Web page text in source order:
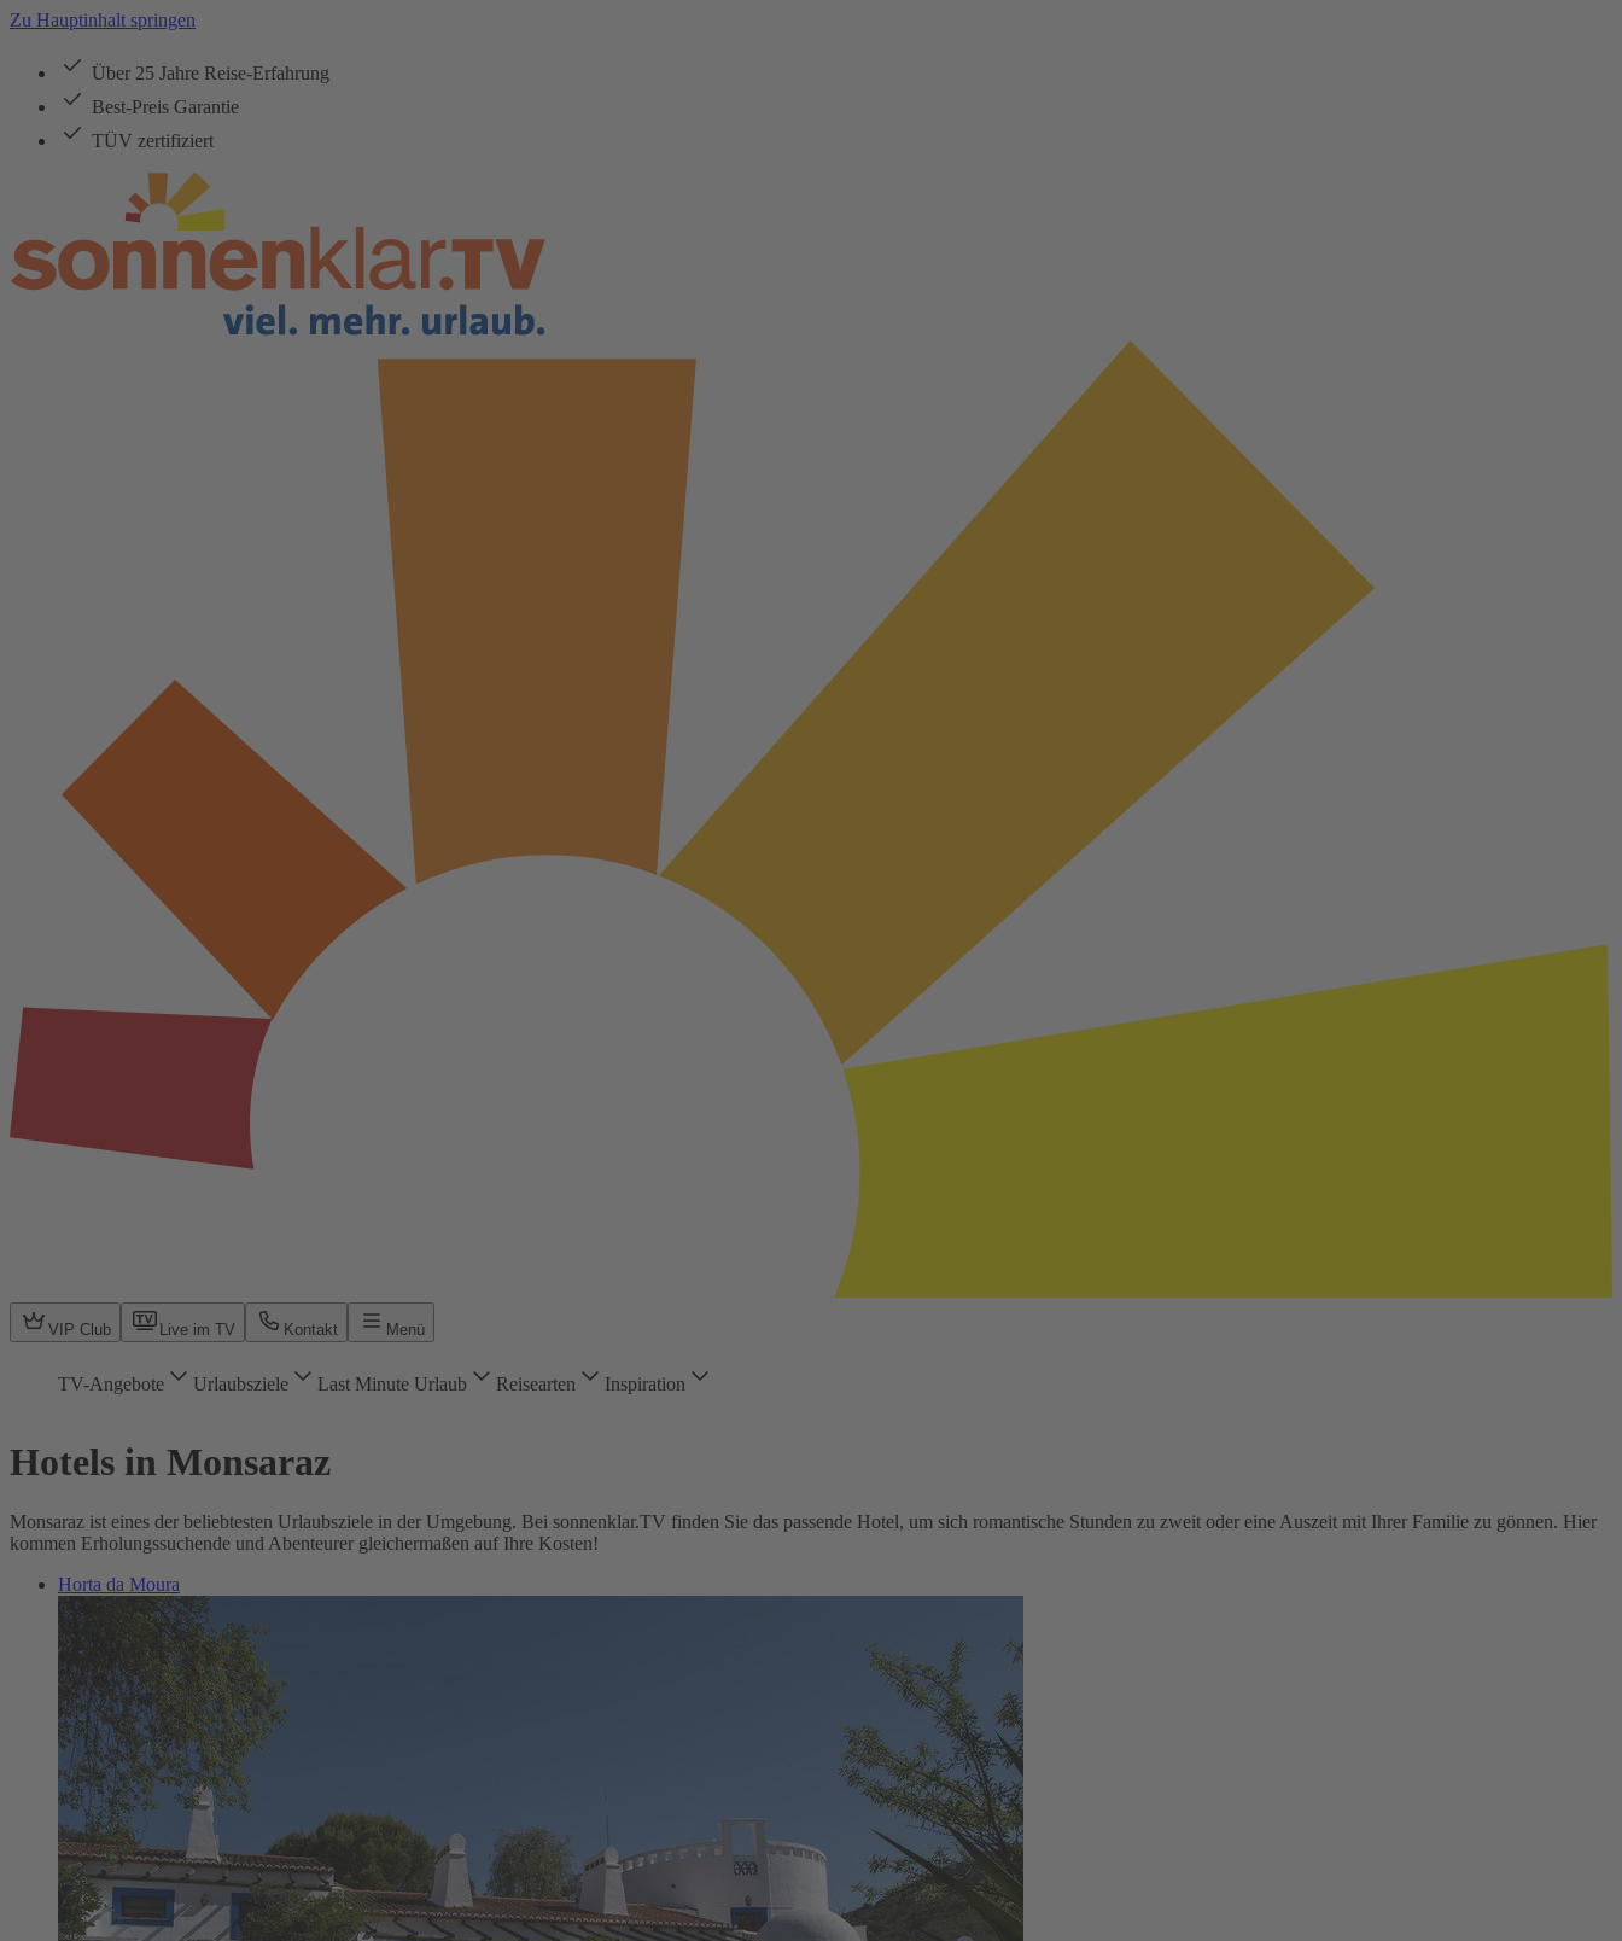
Zu Hauptinhalt springen
Über 25 Jahre Reise-Erfahrung
Best-Preis Garantie
TÜV zertifiziert
VIP Club Live im TV Kontakt Menü
TV-Angebote Urlaubsziele Last Minute Urlaub Reisearten Inspiration
Hotels in Monsaraz
Monsaraz ist eines der beliebtesten Urlaubsziele in der Umgebung. Bei sonnenklar.TV finden Sie das passende Hotel, um sich romantische Stunden zu zweit oder eine Auszeit mit Ihrer Familie zu gönnen. Hier
kommen Erholungssuchende und Abenteurer gleichermaßen auf Ihre Kosten!
Horta da Moura